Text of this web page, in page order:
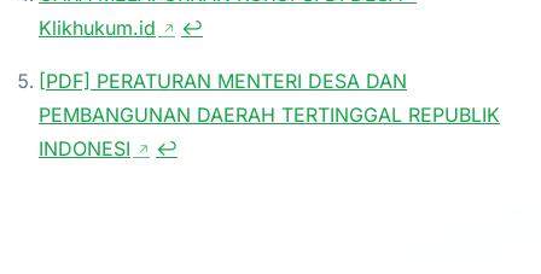
Klikhukum.id ↗ ↩
[PDF] PERATURAN MENTERI DESA DAN
PEMBANGUNAN DAERAH TERTINGGAL REPUBLIK
INDONESI ↗ ↩